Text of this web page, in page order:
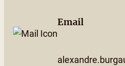
Email